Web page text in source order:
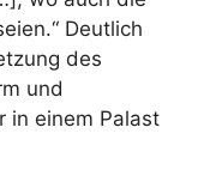
Deutlich
des
und
in einem Palast